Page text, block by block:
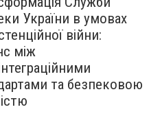
України в умовах
війни:
між
та безпековою